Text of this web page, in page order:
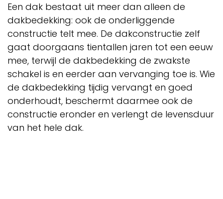
Een dak bestaat uit meer dan alleen de
dakbedekking: ook de onderliggende
constructie telt mee. De dakconstructie zelf
gaat doorgaans tientallen jaren tot een eeuw
mee, terwijl de dakbedekking de zwakste
schakel is en eerder aan vervanging toe is. Wie
de dakbedekking tijdig vervangt en goed
onderhoudt, beschermt daarmee ook de
constructie eronder en verlengt de levensduur
van het hele dak.